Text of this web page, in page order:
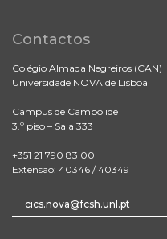
Contactos
Colégio Almada Negreiros (CAN)
Universidade NOVA de Lisboa
Campus de Campolide
3.º piso – Sala 333
+351 21 790 83 00
Extensão: 40346 / 40349
cics.nova@fcsh.unl.pt